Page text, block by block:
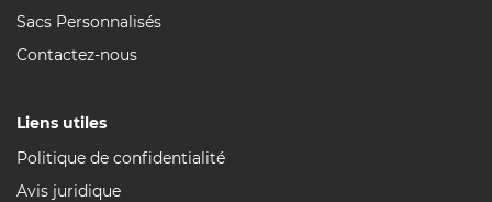
Sacs Personnalisés
Contactez-nous
Liens utiles
Politique de confidentialité
Avis juridique